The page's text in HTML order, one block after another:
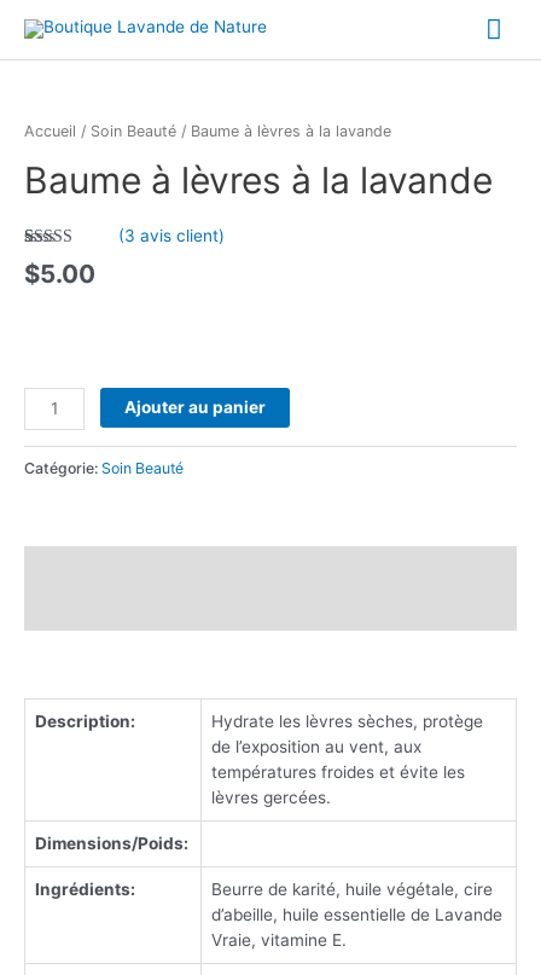
contenu
Accueil / Soin Beauté / Baume à lèvres à la lavande
Baume à lèvres à la lavande
Noté
5.00
sur 5 basé
3
(3 avis client)
$5.00
de
à
lèvres
la
lavande
Ajouter au panier
Catégorie: Soin Beauté
Description:
Hydrate les lèvres sèches, protège
de l’exposition au vent, aux
températures froides et évite les
lèvres gercées.
Dimensions/Poids:
Ingrédients:
Beurre de karité, huile végétale, cire
d’abeille, huile essentielle de Lavande
Vraie, vitamine E.